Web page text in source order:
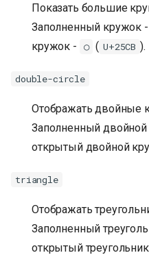
Показать большие
Заполненный кружок -
кружок -
○ ( U+25CB ).
double-circle
Отображать двойные
Заполненный
открытый двойной
triangle
Отображать
Заполненный
открытый